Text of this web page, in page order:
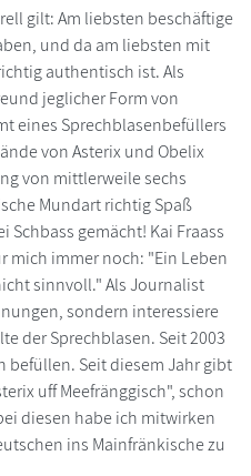
gilt: Am liebsten beschäftige
und da am liebsten mit
authentisch ist. Als
jeglicher Form von
eines Sprechblasenbefüllers
von Asterix und Obelix
von mittlerweile sechs
Mundart richtig Spaß
Schbass gemächt! Kai Fraass
mich immer noch: "Ein Leben
sinnvoll." Als Journalist
sondern interessiere
der Sprechblasen. Seit 2003
befüllen. Seit diesem Jahr gibt
uff Meefränggisch", schon
diesen habe ich mitwirken
ins Mainfränkische zu